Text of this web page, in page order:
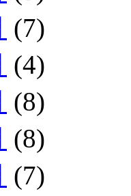
(7)
(4)
(8)
(8)
(7)